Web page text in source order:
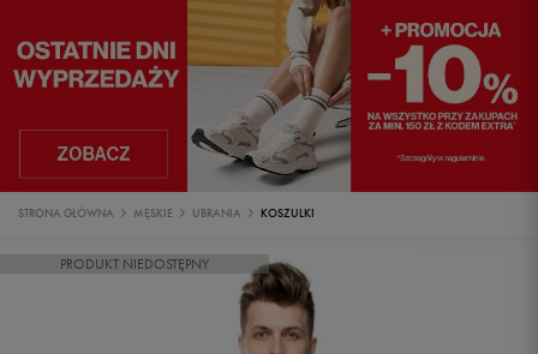
STRONA GŁÓWNA MĘSKIE UBRANIA KOSZULKI
PRODUKT NIEDOSTĘPNY